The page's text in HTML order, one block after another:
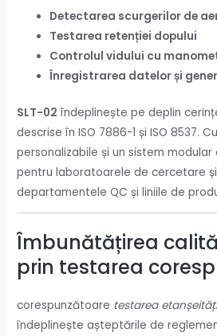
Detectarea scurgerilor de
Testarea retenției dopului
Controlul vidului cu
Înregistrarea datelor și
SLT-02 îndeplinește pe deplin
descrise în ISO 7886-1 și ISO 8537.
personalizabile și un sistem
pentru laboratoarele de cercetare
departamentele QC și liniile de
Îmbunătățirea
prin testarea
corespunzătoare testarea
îndeplinește așteptările de